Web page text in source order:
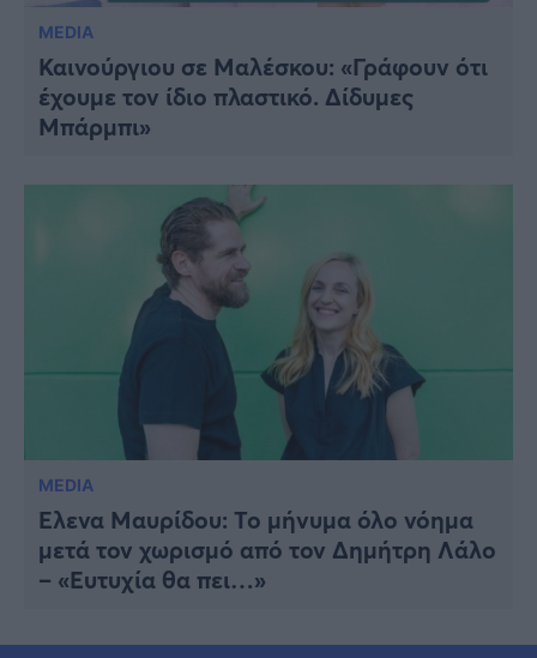
MEDIA
Καινούργιου σε Μαλέσκου: «Γράφουν ότι
έχουμε τον ίδιο πλαστικό. Δίδυμες
Μπάρμπι»
MEDIA
Έλενα Μαυρίδου: Το μήνυμα όλο νόημα
μετά τον χωρισμό από τον Δημήτρη Λάλο
– «Ευτυχία θα πει…»